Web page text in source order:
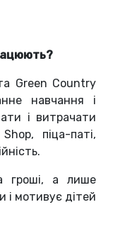
Green Country
навчання і
і витрачати
піца-паті,
гроші, а лише
і мотивує дітей